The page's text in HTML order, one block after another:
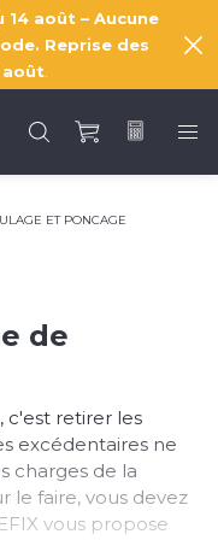
août – Aucune
Reprise des
août
ET PONCAGE
de
c'est retirer les
excédentaires ne
charges de la
le faire, vous devez
vous propose